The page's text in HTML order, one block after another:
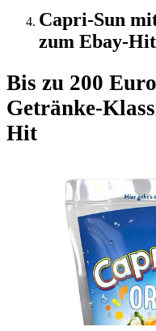
Capri-Sun
zum Ebay-Hit
Bis zu 200 Euro
Getränke-
Hit